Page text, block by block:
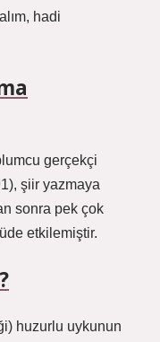
hadi
gerçekçi
şiir yazmaya
sonra pek çok
etkilemiştir.
huzurlu uykunun